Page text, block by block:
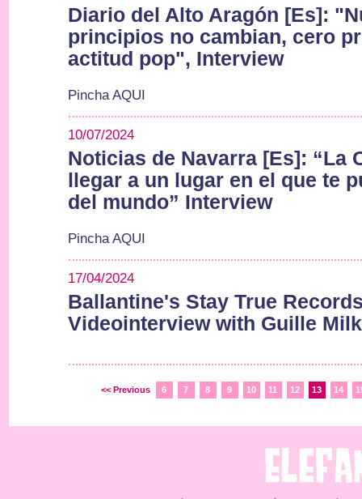
Diario del Alto Aragón [Es]:
principios no cambian, cero
actitud pop", Interview
Pincha AQUI
10/07/2024
Noticias de Navarra [Es]: “La
llegar a un lugar en el que te
del mundo” Interview
Pincha AQUI
17/04/2024
Ballantine's Stay True
Videointerview with Guille
<< Previous 6 7 8 9 10 11 12 13 14